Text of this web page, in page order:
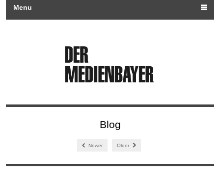
Menu
Blog
Newer Older